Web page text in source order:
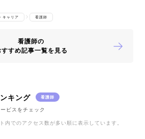
キャリア 看護師
看護師の
すすめ記事一覧を見る
キング 看護師
ビスをチェック
内でのアクセス数が多い順に表示しています。